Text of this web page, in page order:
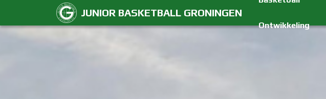
JUNIOR BASKETBALL GRONINGEN
Ontwikkeling